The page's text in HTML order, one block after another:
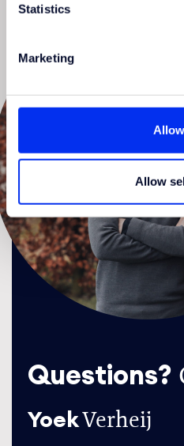
Statistics
Marketing
Allow
Questions?
YoekVerheij